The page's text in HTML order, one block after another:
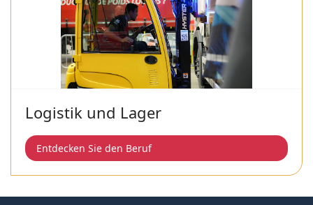
Logistik und Lager
Entdecken Sie den Beruf